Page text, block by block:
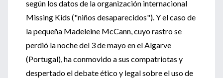
según los datos de la organización internacional
Missing Kids ("niños desaparecidos"). Y el caso de
la pequeña Madeleine McCann, cuyo rastro se
perdió la noche del 3 de mayo en el Algarve
(Portugal), ha conmovido a sus compatriotas y
despertado el debate ético y legal sobre el uso de